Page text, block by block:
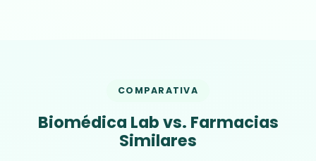
COMPARATIVA
Biomédica Lab vs. Farmacias
Similares